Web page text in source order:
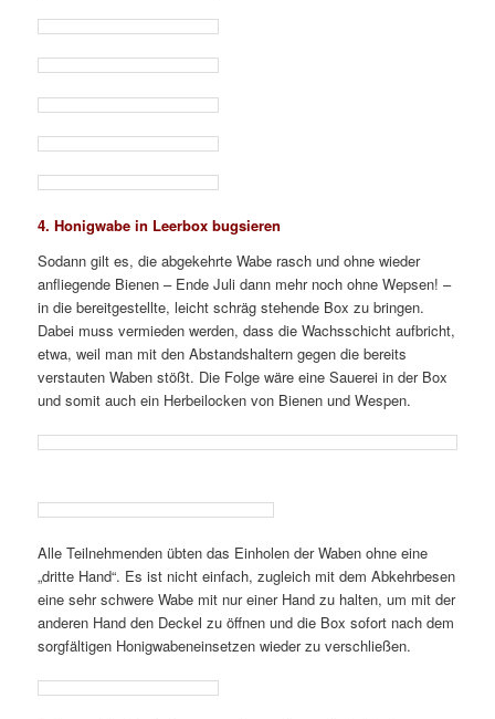
4. Honigwabe in Leerbox bugsieren
Sodann gilt es, die abgekehrte Wabe rasch und ohne wieder
anfliegende Bienen – Ende Juli dann mehr noch ohne Wepsen! –
in die bereitgestellte, leicht schräg stehende Box zu bringen.
Dabei muss vermieden werden, dass die Wachsschicht aufbricht,
etwa, weil man mit den Abstandshaltern gegen die bereits
verstauten Waben stößt. Die Folge wäre eine Sauerei in der Box
und somit auch ein Herbeilocken von Bienen und Wespen.
Alle Teilnehmenden übten das Einholen der Waben ohne eine
„dritte Hand“. Es ist nicht einfach, zugleich mit dem Abkehrbesen
eine sehr schwere Wabe mit nur einer Hand zu halten, um mit der
anderen Hand den Deckel zu öffnen und die Box sofort nach dem
sorgfältigen Honigwabeneinsetzen wieder zu verschließen.